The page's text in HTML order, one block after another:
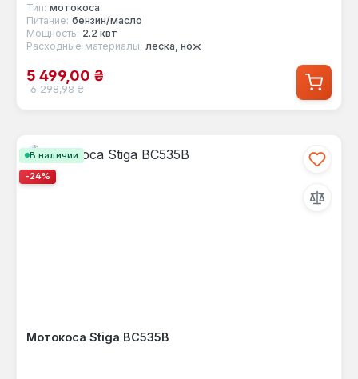
Тип: мотокоса
Питание: бензин/масло
Мощность: 2.2 квт
Расходные материалы: леска, нож
Цена продажи:
5 499,00 ₴
Обычная цена:
6 298,98 ₴
В наличии
-24%
Мотокоса Stiga BC535B